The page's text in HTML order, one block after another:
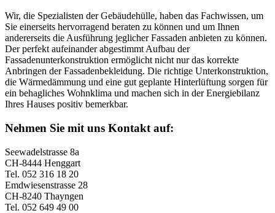
Wir, die Spezialisten der Gebäudehülle, haben das Fachwissen, um
Sie einerseits hervorragend beraten zu können und um Ihnen
andererseits die Ausführung jeglicher Fassaden anbieten zu können.
Der perfekt aufeinander abgestimmt Aufbau der
Fassadenunterkonstruktion ermöglicht nicht nur das korrekte
Anbringen der Fassadenbekleidung. Die richtige Unterkonstruktion,
die Wärmedämmung und eine gut geplante Hinterlüftung sorgen für
ein behagliches Wohnklima und machen sich in der Energiebilanz
Ihres Hauses positiv bemerkbar.
Nehmen Sie mit uns Kontakt auf:
Seewadelstrasse 8a
CH-8444 Henggart
Tel. 052 316 18 20
Emdwiesenstrasse 28
CH-8240 Thayngen
Tel. 052 649 49 00